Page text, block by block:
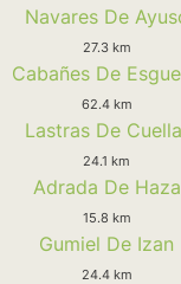
Navares De
27.3 km
Cabañes De
62.4 km
Lastras De
24.1 km
Adrada De Haza
15.8 km
Gumiel De Izan
24.4 km